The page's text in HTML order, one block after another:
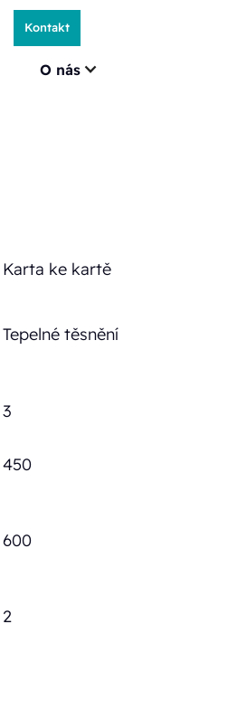
O nás
Kontakt
Karta ke kartě
Tepelné těsnění
3
450
600
2